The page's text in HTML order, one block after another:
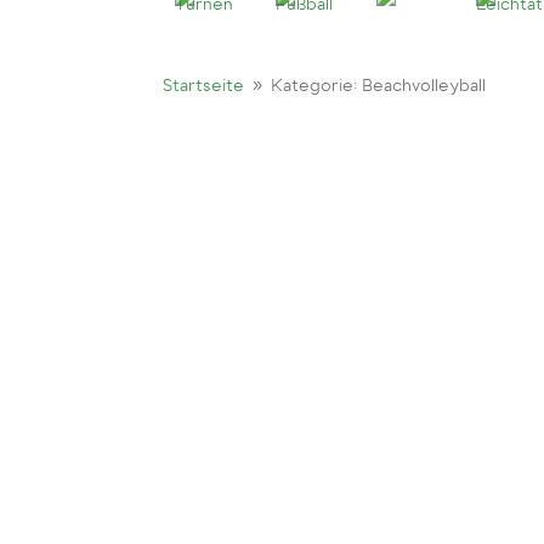
Startseite 9 Kategorie: Beachvolleyball